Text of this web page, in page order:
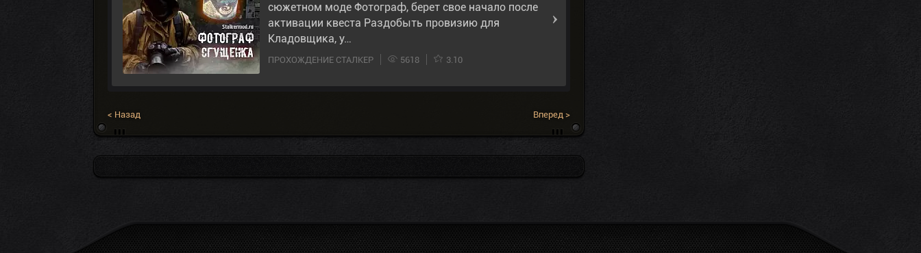
сюжетном моде Фотограф, берет свое начало после
активации квеста Раздобыть провизию для
Кладовщика, у…
ПРОХОЖДЕНИЕ СТАЛКЕР 5618 3.10
< Назад Вперед >